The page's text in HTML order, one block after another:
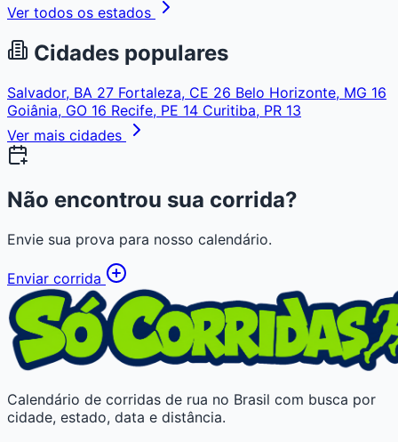
Ver todos os estados
Cidades populares
Salvador, BA 27 Fortaleza, CE 26 Belo Horizonte, MG 16
Goiânia, GO 16 Recife, PE 14 Curitiba, PR 13
Ver mais cidades
Não encontrou sua corrida?
Envie sua prova para nosso calendário.
Enviar corrida
Calendário de corridas de rua no Brasil com busca por
cidade, estado, data e distância.